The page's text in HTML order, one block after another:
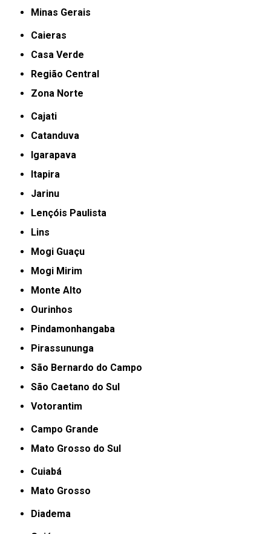
Minas Gerais
Caieras
Casa Verde
Região Central
Zona Norte
Cajati
Catanduva
Igarapava
Itapira
Jarinu
Lençóis Paulista
Lins
Mogi Guaçu
Mogi Mirim
Monte Alto
Ourinhos
Pindamonhangaba
Pirassununga
São Bernardo do Campo
São Caetano do Sul
Votorantim
Campo Grande
Mato Grosso do Sul
Cuiabá
Mato Grosso
Diadema